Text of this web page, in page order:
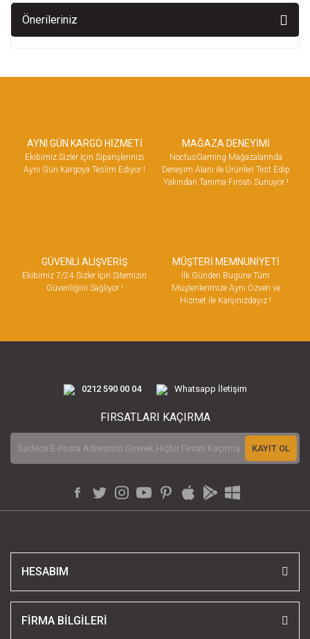
Önerileriniz
AYNI GÜN KARGO HİZMETİ
Ekibimiz Sizler İçin Siparişlerinizi
Aynı Gün Kargoya Teslim Ediyor !
MAĞAZA DENEYİMİ
NoctusGaming Mağazalarında
Deneyim Alanı ile Ürünleri Test Edip
Yakından Tanıma Fırsatı Sunuyor !
GÜVENLİ ALIŞVERİŞ
Ekibimiz 7/24 Sizler İçin Sitemizin
Güvenliğini Sağlıyor !
MÜŞTERİ MEMNUNİYETİ
İlk Günden Bugüne Tüm
Müşterilerimize Aynı Özveri ve
Hizmet ile Karşınızdayız !
0212 590 00 04 Whatsapp İletişim
FIRSATLARI KAÇIRMA
KAYIT OL
HESABIM
FİRMA BİLGİLERİ